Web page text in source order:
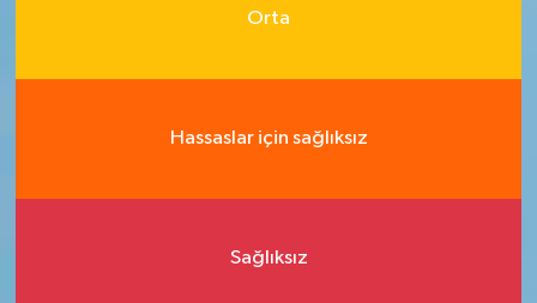
Orta
Hassaslar için sağlıksız
Sağlıksız